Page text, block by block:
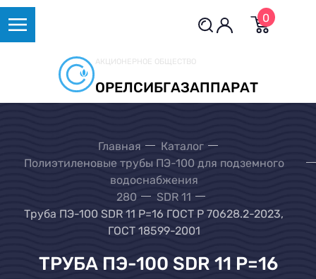
0
АКЦИОНЕРНОЕ ОБЩЕСТВО
ОРЕЛСИБГАЗАППАРАТ
Главная
Каталог
Полиэтиленовые трубы ПЭ-100 для подземного
водоснабжения
280
SDR 11
Труба ПЭ-100 SDR 11 Р=16 ГОСТ Р 70628.2-2023,
ГОСТ 18599-2001
ТРУБА ПЭ-100 SDR 11 Р=16